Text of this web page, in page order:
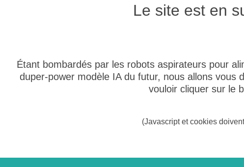
Le site est en
Étant bombardés par les robots aspirateurs pour
duper-power modèle IA du futur, nous allons vous
vouloir cliquer sur le
(Javascript et cookies